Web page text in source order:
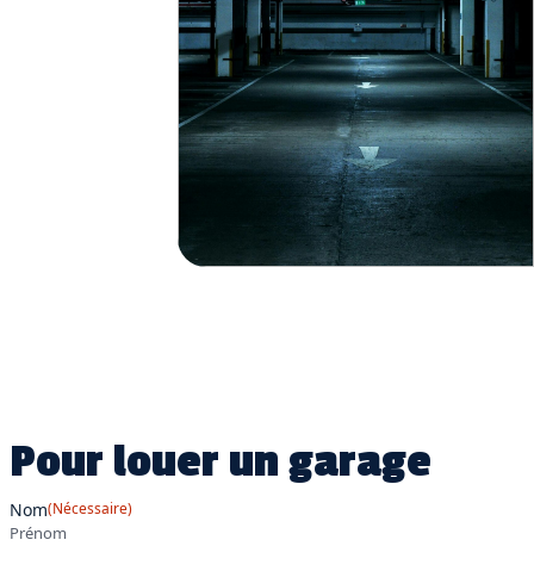
Pour louer un garage
Nom(Nécessaire)
Prénom